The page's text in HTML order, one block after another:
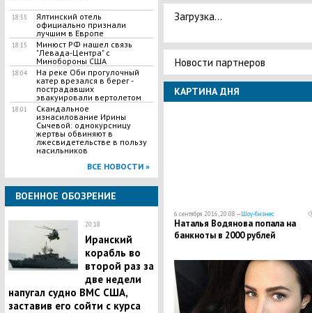
18:55
Ялтинский отель
официально признали
лучшим в Европе
18:15
Минюст РФ нашел связь
"Левада-Центра" с
Минобороны США
18:04
На реке Оби прогулочный
катер врезался в берег -
пострадавших
эвакуировали вертолетом
18:01
Скандальное
изнасилование Ирины
Сычевой: однокурсницу
жертвы обвиняют в
лжесвидетельстве в пользу
насильников
ВСЕ НОВОСТИ »
ВОЕННОЕ ОБОЗРЕНИЕ
20:18
Иранский
корабль во
второй раз за
две недели
напугал судно ВМС США,
заставив его сойти с курса
Загрузка...
Новости партнеров
КАРТИНА ДНЯ
6 сентября 2016, 20:08 —Шоу-бизнес
Наталья Водянова попала на
банкноты в 2000 рублей